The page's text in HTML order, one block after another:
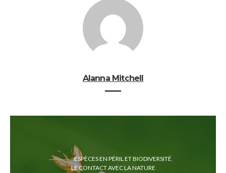
Alanna Mitchell
ESPÈCES EN PÉRIL ET BIODIVERSITÉ
LE CONTACT AVEC LA NATURE